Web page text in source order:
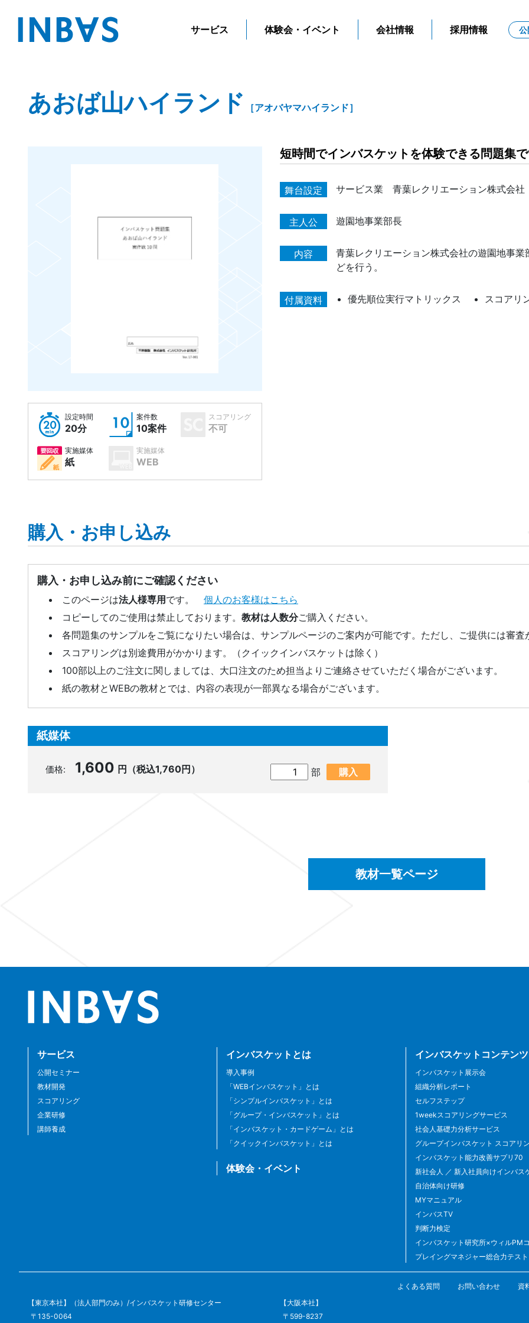
サービス 体験会・イベント 会社情報 採用情報 公
あおば山ハイランド ［アオバヤマハイランド］
設定時間
20分
案件数
10案件
スコアリング
不可
実施媒体
紙
実施媒体
WEB
短時間でインバスケットを体験できる問題集
舞台設定 サービス業 青葉レクリエーション株式会社
主人公 遊園地事業部長
内容
青葉レクリエーション株式会社の遊園地事
どを行う。
付属資料 優先順位実行マトリックス スコアリ
購入・お申し込み
購入・お申し込み前にご確認ください
このページは法人様専用 です。
個人のお客様はこちら
コピーしてのご使用は禁止しております。 教材は人数分ご購入ください。
各問題集のサンプルをご覧になりたい場合は、サンプルページのご案内が可能です。ただし、ご提供には審査
スコアリングは別途費用がかかります。（クイックインバスケットは除く）
100部以上のご注文に関しましては、大口注文のため担当よりご連絡させていただく場合がございます。
紙の教材とWEBの教材とでは、内容の表現が一部異なる場合がございます。
紙媒体
価格: 1,600 円（税込1,760円） 部 購入
教材一覧ページ
サービス
公開セミナー
教材開発
スコアリング
企業研修
講師養成
インバスケットとは
導入事例
「WEBインバスケット」とは
「シンプルインバスケット」とは
「グループ・インバスケット」とは
「インバスケット・カードゲーム」とは
「クイックインバスケット」とは
体験会・イベント
インバスケットコンテンツ
インバスケット展示会
組織分析レポート
セルフステップ
1weekスコアリングサービス
社会人基礎力分析サービス
グループインバスケット スコアリ
インバスケット能力改善サプリ70
新社会人 ／ 新入社員向けインバス
自治体向け研修
MYマニュアル
インバスTV
判断力検定
インバスケット研究所×ウィルPM
プレイングマネジャー総合力テスト
よくある質問 お問い合わせ
資
【東京本社】（法人部門のみ）/インバスケット研修センター
〒135-0064
【大阪本社】
〒599-8237